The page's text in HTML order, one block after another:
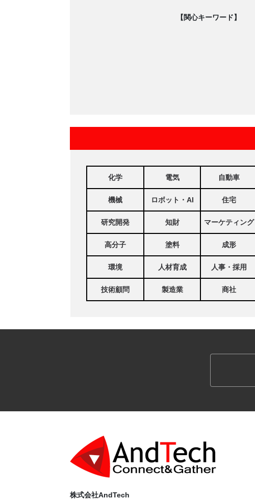
【関心キーワード】
化学 電気 自動車
機械 ロボット・AI 住宅
研究開発 知財 マーケティング
高分子 塗料 成形
環境 人材育成 人事・採用
技術顧問 製造業 商社
株式会社AndTech